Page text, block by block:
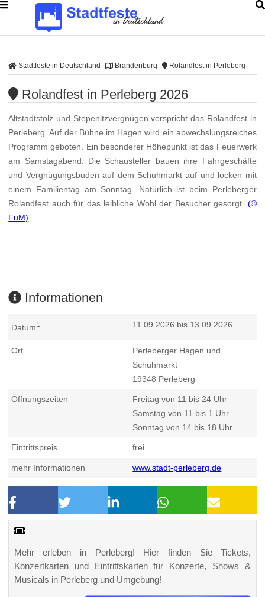
Stadtfeste in Deutschland Brandenburg Rolandfest in Perleberg
Rolandfest in Perleberg 2026
Altstadtstolz und Stepenitzvergnügen verspricht das Rolandfest in
Perleberg. Auf der Bühne im Hagen wird ein abwechslungsreiches
Programm geboten. Ein besonderer Höhepunkt ist das Feuerwerk
am Samstagabend. Die Schausteller bauen ihre Fahrgeschäfte
und Vergnügungsbuden auf dem Schuhmarkt auf und locken mit
einem Familientag am Sonntag. Natürlich ist beim Perleberger
Rolandfest auch für das leibliche Wohl der Besucher gesorgt. (©
FuM)
Informationen
Datum1 11.09.2026 bis 13.09.2026
Ort
Perleberger Hagen und
Schuhmarkt
19348 Perleberg
Öffnungszeiten
Freitag von 11 bis 24 Uhr
Samstag von 11 bis 1 Uhr
Sonntag von 14 bis 18 Uhr
Eintrittspreis frei
mehr Informationen www.stadt-perleberg.de
Mehr erleben in Perleberg! Hier finden Sie Tickets,
Konzertkarten und Eintrittskarten für Konzerte, Shows &
Musicals in Perleberg und Umgebung!